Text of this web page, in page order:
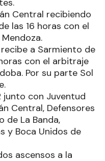
Central recibiendo
las 16 horas con el
a Sarmiento de
con el arbitraje
Por su parte Sol
junto con Juventud
Central, Defensores
de La Banda,
y Boca Unidos de
ascensos a la